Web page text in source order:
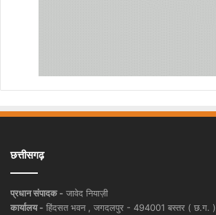
छत्तीसगढ़
प्रधान संपादक - जावेद नियाज़ी
कार्यालय - हिंदसत भवन , जगदलपुर - 494001 बस्तर ( छ.ग. )